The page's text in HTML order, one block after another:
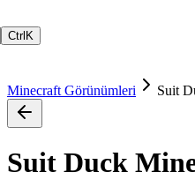
Ctrl K
Minecraft Görünümleri Suit
Suit Duck